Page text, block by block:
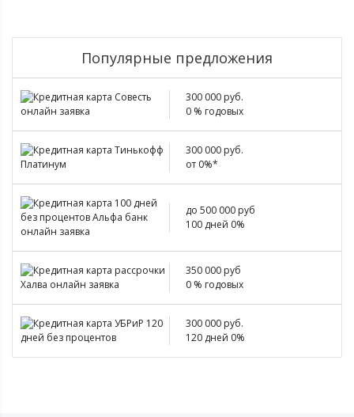
Популярные предложения
300 000 руб.
0 % годовых
300 000 руб.
от 0%*
до 500 000 руб
100 дней 0%
350 000 руб
0 % годовых
300 000 руб.
120 дней 0%